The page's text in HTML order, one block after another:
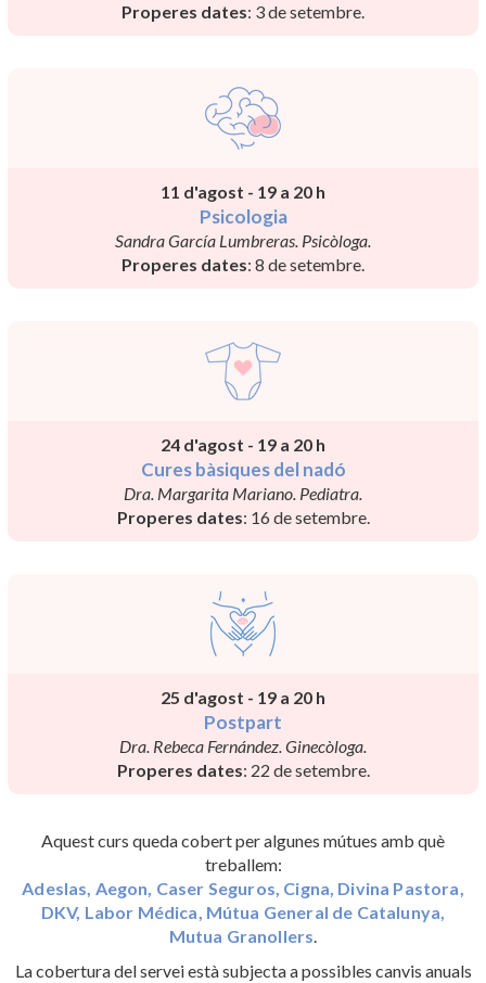
Properes dates: 3 de setembre.
11 d'agost - 19 a 20 h
Psicologia
Sandra García Lumbreras. Psicòloga.
Properes dates: 8 de setembre.
24 d'agost - 19 a 20 h
Cures bàsiques del nadó
Dra. Margarita Mariano. Pediatra.
Properes dates: 16 de setembre.
25 d'agost - 19 a 20 h
Postpart
Dra. Rebeca Fernández. Ginecòloga.
Properes dates: 22 de setembre.
Aquest curs queda cobert per algunes mútues amb què
treballem:
Adeslas, Aegon, Caser Seguros, Cigna, Divina Pastora,
DKV, Labor Médica, Mútua General de Catalunya,
Mutua Granollers.
La cobertura del servei està subjecta a possibles canvis anuals